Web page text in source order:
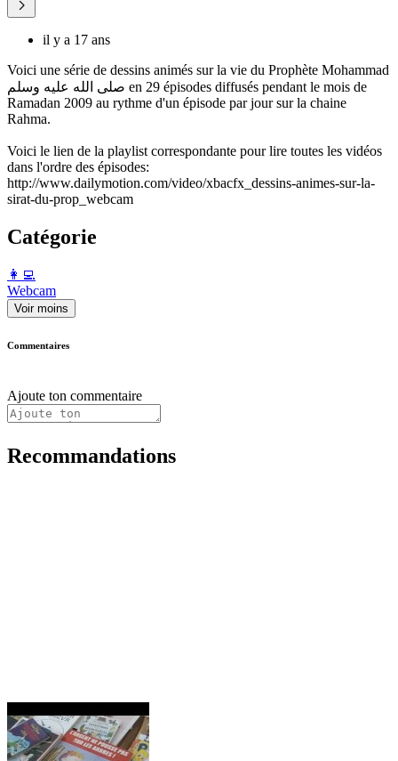
il y a 17 ans
Voici une série de dessins animés sur la vie du Prophète Mohammad
صلى الله عليه وسلم en 29 épisodes diffusés pendant le mois de
Ramadan 2009 au rythme d'un épisode par jour sur la chaine
Rahma.
Voici le lien de la playlist correspondante pour lire toutes les vidéos
dans l'ordre des épisodes:
http://www.dailymotion.com/video/xbacfx_dessins-animes-sur-la-
sirat-du-prop_webcam
Catégorie
️👩‍💻️
Webcam
Voir moins
Commentaires
Ajoute ton commentaire
Recommandations